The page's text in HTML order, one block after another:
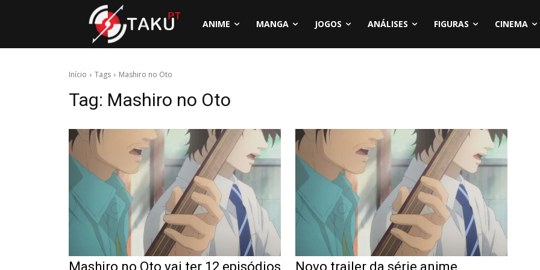
ANIME MANGA JOGOS ANÁLISES FIGURAS CINEMA
Início Tags Mashiro no Oto
Tag: Mashiro no Oto
Mashiro no Oto vai ter 12 episódios
Novo trailer da série anime